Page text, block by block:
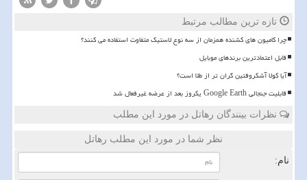
تازه ترین مطالب مرتبط
چرا کامیون های کشنده همزمان از سه نوع لاستیک متفاوت استفاده می کنند؟
قابل اعتمادترین برندهای موبایل
آیا کولا آشکروفتین گران تر از طلا است؟
قابلیت جنجالی Google Earth یکروز بعد از عرضه غیرفعال شد
نظرات بینندگان رهاتل در مورد این مطلب
نظر شما در مورد این مطلب رهاتل
نام: